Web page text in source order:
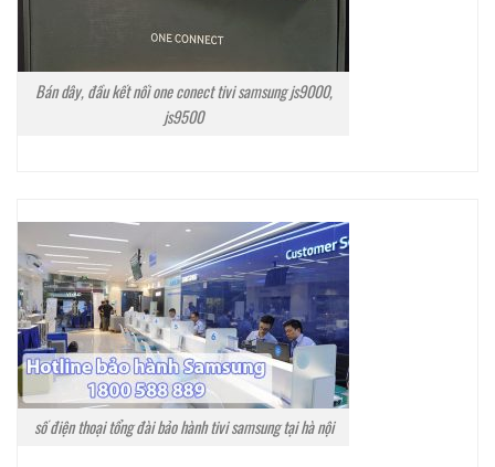
Bán dây, đầu kết nối one conect tivi samsung js9000,
js9500
số điện thoại tổng đài bảo hành tivi samsung tại hà nội